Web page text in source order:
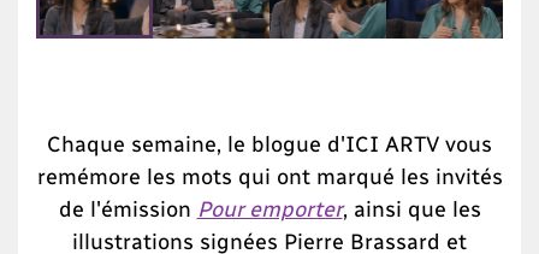
Chaque semaine, le blogue d'ICI ARTV vous
remémore les mots qui ont marqué les invités
de l'émission Pour emporter, ainsi que les
illustrations signées Pierre Brassard et